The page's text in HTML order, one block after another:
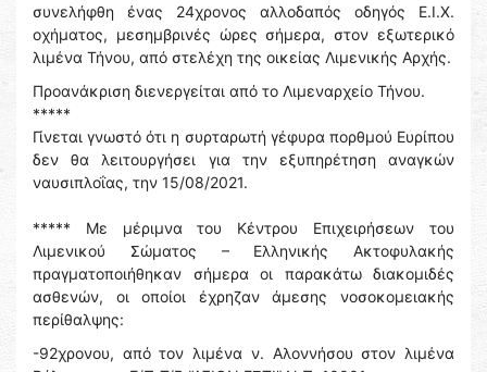
συνελήφθη ένας 24χρονος αλλοδαπός οδηγός Ε.Ι.Χ.
οχήματος, μεσημβρινές ώρες σήμερα, στον εξωτερικό
λιμένα Τήνου, από στελέχη της οικείας Λιμενικής Αρχής.
Προανάκριση διενεργείται από το Λιμεναρχείο Τήνου.
*****
Γίνεται γνωστό ότι η συρταρωτή γέφυρα πορθμού Ευρίπου
δεν θα λειτουργήσει για την εξυπηρέτηση αναγκών
ναυσιπλοΐας, την 15/08/2021.
***** Με μέριμνα του Κέντρου Επιχειρήσεων του
Λιμενικού Σώματος – Ελληνικής Ακτοφυλακής
πραγματοποιήθηκαν σήμερα οι παρακάτω διακομιδές
ασθενών, οι οποίοι έχρηζαν άμεσης νοσοκομειακής
περίθαλψης:
-92χρονου, από τον λιμένα ν. Αλοννήσου στον λιμένα